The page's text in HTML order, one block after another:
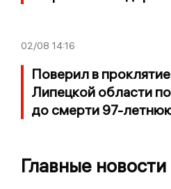
02/08 14:16
Поверил в
Липецкой области
до смерти 97-
Главные новости